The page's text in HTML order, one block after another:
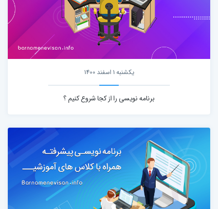
یکشنبه 1 اسفند 1400
برنامه نویسی را از کجا شروع کنیم ؟